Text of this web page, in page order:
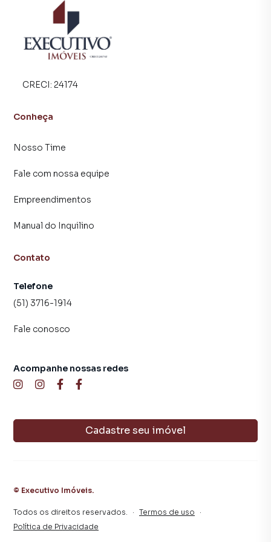
central de atendimento preparada para atender
proprietários e inquilinos.
CRECI: 24174
Conheça
Nosso Time
Fale com nossa equipe
Empreendimentos
Manual do Inquilino
Contato
Telefone
(51) 3716-1914
Fale conosco
Cadastre seu imóvel
Acompanhe nossas redes
© Executivo Imóveis.
Todos os direitos reservados. · Termos de uso
·
Política de Privacidade